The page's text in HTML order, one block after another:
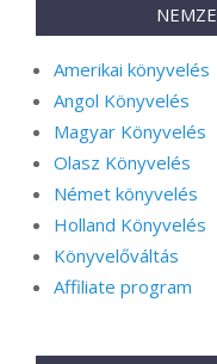
Amerikai könyvelés
Angol Könyvelés
Magyar Könyvelés
Olasz Könyvelés
Német könyvelés
Holland Könyvelés
Könyvelőváltás
Affiliate program